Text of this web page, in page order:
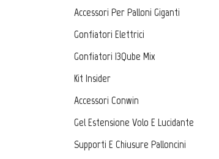
Accessori Per Palloni Giganti
Gonfiatori Elettrici
Gonfiatori I3Qube Mix
Kit Insider
Accessori Conwin
Gel Estensione Volo E Lucidante
Supporti E Chiusure Palloncini